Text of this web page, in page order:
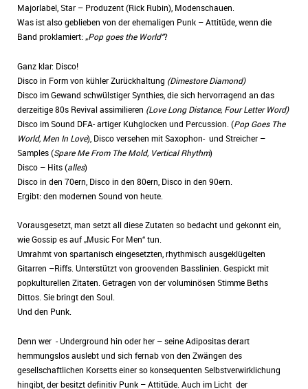
Majorlabel, Star – Produzent (Rick Rubin), Modenschauen.
Was ist also geblieben von der ehemaligen Punk – Attitüde, wenn die
Band proklamiert: „Pop goes the World“?
Ganz klar: Disco!
Disco in Form von kühler Zurückhaltung (Dimestore Diamond)
Disco im Gewand schwülstiger Synthies, die sich hervorragend an das
derzeitige 80s Revival assimilieren (Love Long Distance, Four Letter Word)
Disco im Sound DFA- artiger Kuhglocken und Percussion. (Pop Goes The
World, Men In Love), Disco versehen mit Saxophon- und Streicher –
Samples (Spare Me From The Mold, Vertical Rhythm)
Disco – Hits (alles)
Disco in den 70ern, Disco in den 80ern, Disco in den 90ern.
Ergibt: den modernen Sound von heute.
Vorausgesetzt, man setzt all diese Zutaten so bedacht und gekonnt ein,
wie Gossip es auf „Music For Men“ tun.
Umrahmt von spartanisch eingesetzten, rhythmisch ausgeklügelten
Gitarren –Riffs. Unterstützt von groovenden Basslinien. Gespickt mit
popkulturellen Zitaten. Getragen von der voluminösen Stimme Beths
Dittos. Sie bringt den Soul.
Und den Punk.
Denn wer - Underground hin oder her – seine Adipositas derart
hemmungslos auslebt und sich fernab von den Zwängen des
gesellschaftlichen Korsetts einer so konsequenten Selbstverwirklichung
hingibt, der besitzt definitiv Punk – Attitüde. Auch im Licht der